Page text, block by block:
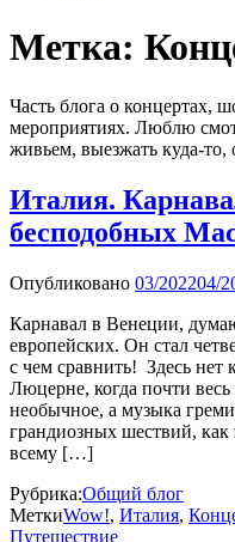
Метка:
Часть блога о концертах,
мероприятиях. Люблю
живьем, выезжать куда-то,
Италия.
бесподобных
Опубликовано 03/202204/
Карнавал в Венеции,
европейских. Он стал
с чем сравнить! Здесь нет
Люцерне, когда почти весь
необычное, а музыка
грандиозных шествий,
всему […]
Рубрика:Общий блог
МеткиWow!, Италия,
Путешествие